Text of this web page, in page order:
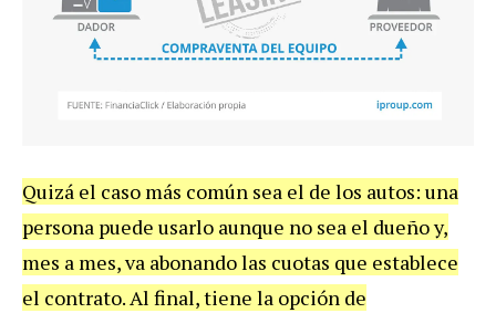
Quizá el caso más común sea el de los autos: una
persona puede usarlo aunque no sea el dueñoy,
mes a mes,va abonandolas cuotas que establece
el contrato.Al final,tiene la opción de